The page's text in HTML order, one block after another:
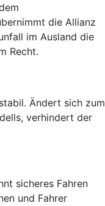
die Allianz
im Ausland die
Recht.
Ändert sich zum
verhindert der
sicheres Fahren
und Fahrer